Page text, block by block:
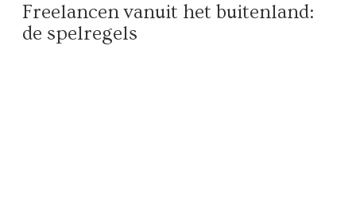
Freelancen vanuit het buitenland:
de spelregels